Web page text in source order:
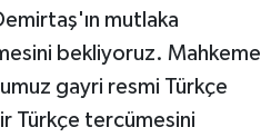
mutlaka
bekliyoruz. Mahkeme
gayri resmi Türkçe
Türkçe tercümesini